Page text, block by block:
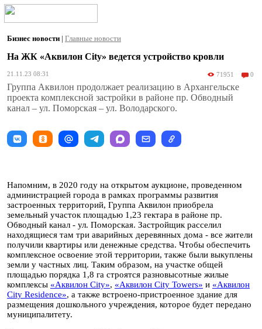
Бизнес новости | Главные новости
На ЖК «Аквилон City» ведется устройство кровли
21.11.23 08:31 71951 0
Группа Аквилон продолжает реализацию в Архангельске
проекта комплексной застройки в районе пр. Обводный
канал – ул. Поморская – ул. Володарского.
Напомним, в 2020 году на открытом аукционе, проведенном
администрацией города в рамках программы развития
застроенных территорий, Группа Аквилон приобрела
земельный участок площадью 1,23 гектара в районе пр.
Обводный канал - ул. Поморская. Застройщик расселил
находящиеся там три аварийных деревянных дома - все жители
получили квартиры или денежные средства. Чтобы обеспечить
комплексное освоение этой территории, также были выкуплены
земли у частных лиц. Таким образом, на участке общей
площадью порядка 1,8 га строятся разновысотные жилые
комплексы «Аквилон City», «Аквилон City Towers» и «Аквилон
City Residence», а также встроено-пристроенное здание для
размещения дошкольного учреждения, которое будет передано
муниципалитету.